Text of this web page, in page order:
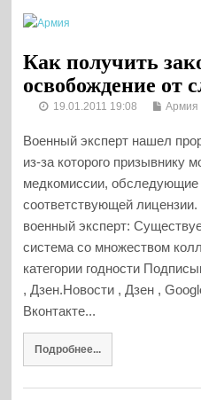
Как получить
освобождение от
19.01.2011 19:08 Армия
Военный эксперт нашел
из-за которого
медкомиссии, обследующие
соответствующей
военный эксперт:
система со множеством
категории годности
, Дзен.Новости , Дзен ,
Вконтакте...
Подробнее...